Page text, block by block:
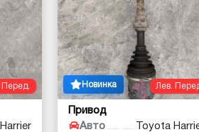
Перед. Лев.
Новинка
Привод
Авто
Toyota